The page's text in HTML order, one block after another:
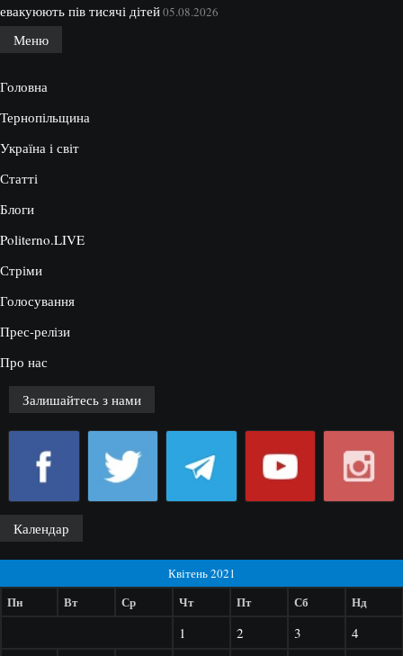
евакуюють пів тисячі дітей05.08.2026
Меню
Головна
Тернопільщина
Україна і світ
Статті
Блоги
Politerno.LIVE
Стріми
Голосування
Прес-релізи
Про нас
Залишайтесь з нами
Календар
Квітень 2021
Пн Вт Ср Чт Пт Сб Нд
1 2 3
4